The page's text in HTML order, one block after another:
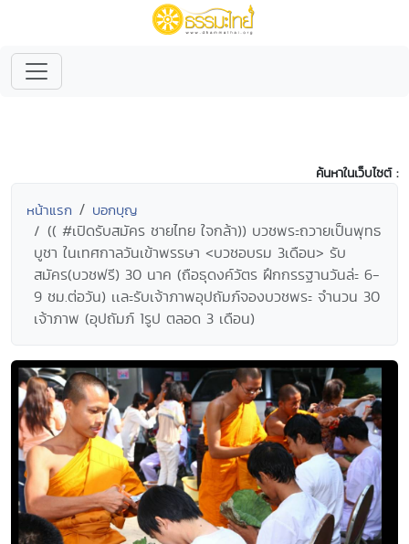
ค้นหาในเว็บไซต์ :
หน้าแรก บอกบุญ
(( #เปิดรับสมัคร ชายไทย ใจกล้า)) บวชพระถวายเป็นพุทธ
บูชา ในเทศกาลวันเข้าพรรษา <บวชอบรม 3เดือน> รับ
สมัคร(บวชฟรี) 30 นาค (ถือธุดงค์วัตร ฝึกกรรฐานวันล่ะ 6-
9 ชม.ต่อวัน) เเละรับเจ้าภาพอุปถัมภ์จองบวชพระ จำนวน 30
เจ้าภาพ (อุปถัมภ์ 1รูป ตลอด 3 เดือน)